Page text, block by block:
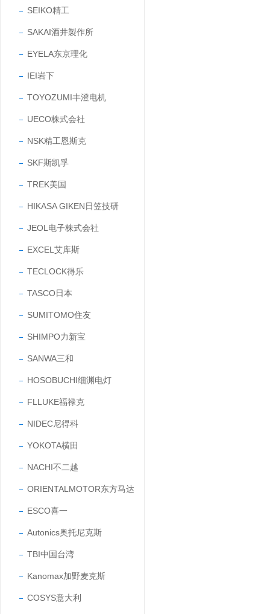
SEIKO精工
SAKAI酒井製作所
EYELA东京理化
IEI岩下
TOYOZUMI丰澄电机
UECO株式会社
NSK精工恩斯克
SKF斯凯孚
TREK美国
HIKASA GIKEN日笠技研
JEOL电子株式会社
EXCEL艾库斯
TECLOCK得乐
TASCO日本
SUMITOMO住友
SHIMPO力新宝
SANWA三和
HOSOBUCHI细渊电灯
FLLUKE福禄克
NIDEC尼得科
YOKOTA横田
NACHI不二越
ORIENTALMOTOR东方马达
ESCO喜一
Autonics奥托尼克斯
TBI中国台湾
Kanomax加野麦克斯
COSYS意大利